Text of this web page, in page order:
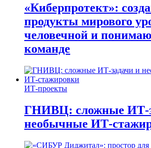
«Киберпротект»:
продукты мирового
человечной и
команде
ИТ-проекты
ГНИВЦ: сложные
необычные